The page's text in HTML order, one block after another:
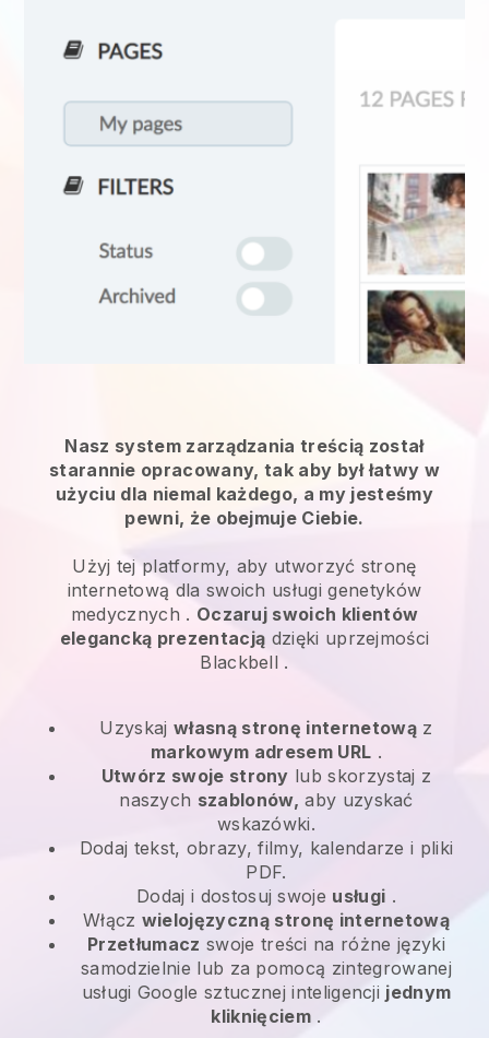
Nasz system zarządzania treścią został
starannie opracowany, tak aby był łatwy w
użyciu dla niemal każdego, a my jesteśmy
pewni, że obejmuje Ciebie.
Użyj tej platformy, aby utworzyć stronę
internetową dla swoich usługi genetyków
medycznych . Oczaruj swoich klientów
elegancką prezentacją dzięki uprzejmości
Blackbell .
Uzyskaj własną stronę internetowąz
markowym adresem URL .
Utwórz swoje strony lub skorzystaj z
naszych szablonów, aby uzyskać
wskazówki.
Dodaj tekst, obrazy, filmy, kalendarze i pliki
PDF.
Dodaj i dostosuj swoje usługi .
Włącz wielojęzyczną stronę internetową
Przetłumacz swoje treści na różne języki
samodzielnie lub za pomocą zintegrowanej
usługi Google sztucznej inteligencji jednym
kliknięciem.